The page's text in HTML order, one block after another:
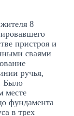
8
пристроя и
сваями
ручья,
Было
месте
фундамента
в трех